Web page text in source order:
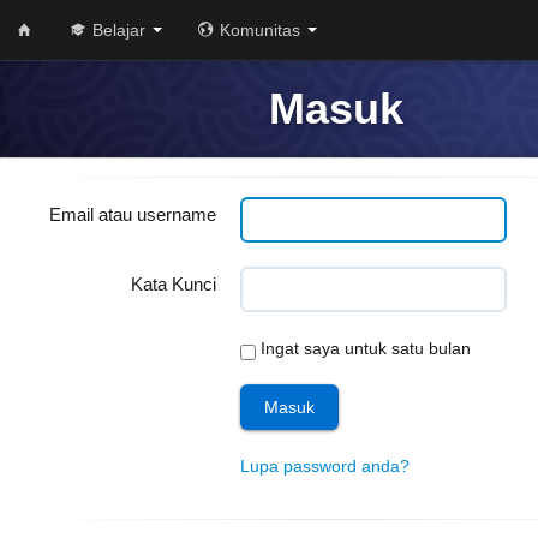
Belajar Komunitas
Masuk
Email atau username
Kata Kunci
Ingat saya untuk satu bulan
Lupa password anda?